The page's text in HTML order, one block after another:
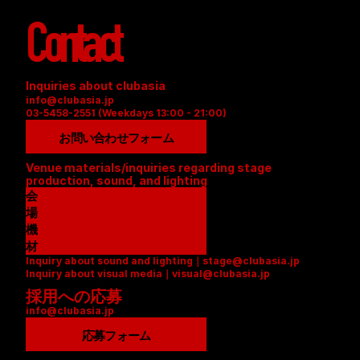
Contact
Inquiries about clubasia
info@clubasia.jp
03-5458-2551 (Weekdays 13:00 - 21:00)
お問い合わせフォーム
Venue materials/inquiries regarding stage
production, sound, and lighting
会
場
資
料
(
P
D
F
機
材
リ
ス
ト
(
D
Inquiry about sound and lighting｜stage@clubasia.jp
Inquiry about visual media｜visual@clubasia.jp
採用への応募
info@clubasia.jp
応募フォーム